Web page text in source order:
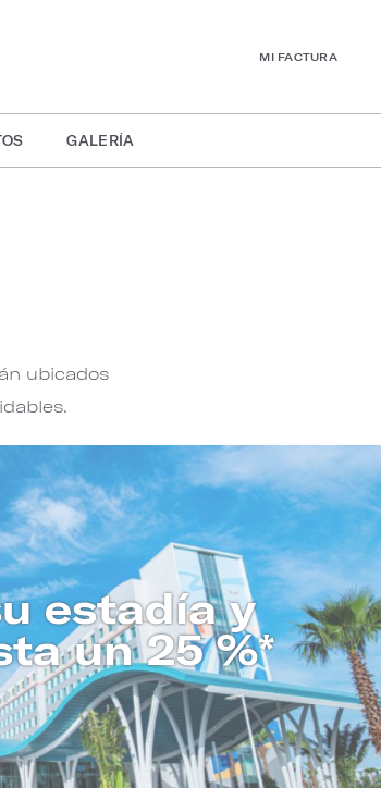
MI FACTURA
GALERÍA
ubicados
estadía y
un 25 %*
CONOZCA MÁS